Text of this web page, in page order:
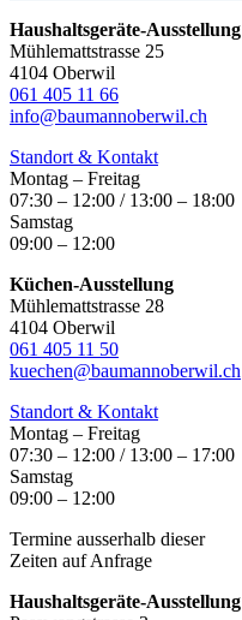
Haushaltsgeräte-Ausstellung
Mühlemattstrasse 25
4104 Oberwil
061 405 11 66
info@baumannoberwil.ch
Standort & Kontakt
Montag – Freitag
07:30 – 12:00 / 13:00 – 18:00
Samstag
09:00 – 12:00
Küchen-Ausstellung
Mühlemattstrasse 28
4104 Oberwil
061 405 11 50
kuechen@baumannoberwil.ch
Standort & Kontakt
Montag – Freitag
07:30 – 12:00 / 13:00 – 17:00
Samstag
09:00 – 12:00
Termine ausserhalb dieser
Zeiten auf Anfrage
Haushaltsgeräte-Ausstellung